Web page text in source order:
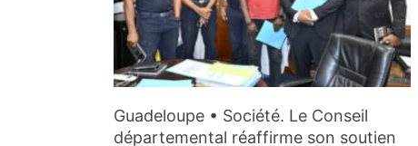
Guadeloupe • Société. Le Conseil
départemental réaffirme son soutien